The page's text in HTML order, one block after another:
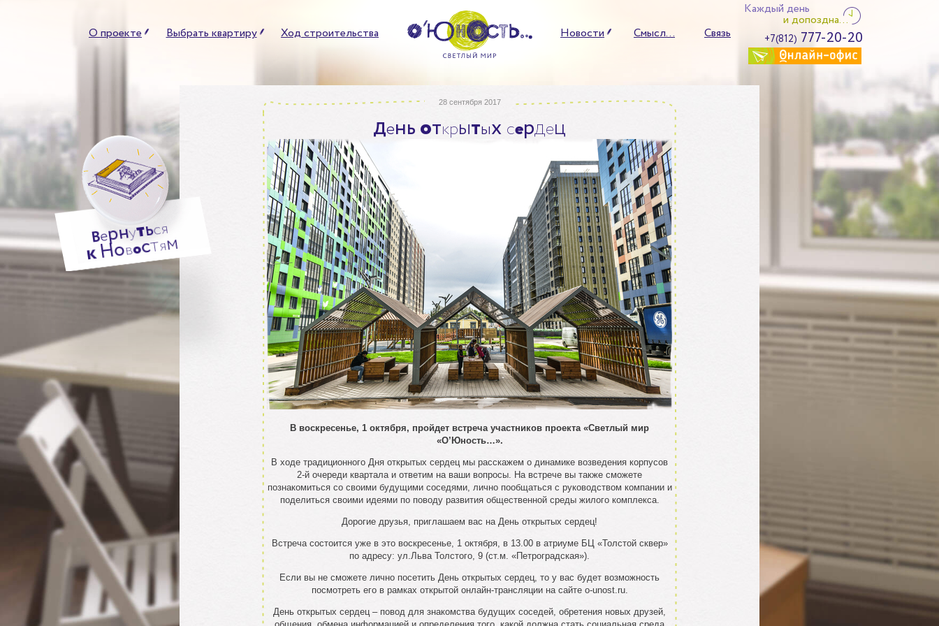
Каждый день
и допоздна...
+7(812) 777-20-20
О проекте Выбрать квартиру Ход строительства Новости Смысл... Связь
Вернуться
кНовостям
28 сентября 2017
Деньоткрытых сердец
В воскресенье, 1 октября, пройдет встреча участников проекта «Светлый мир
«О’Юность…».
В ходе традиционного Дня открытых сердец мы расскажем о динамике возведения корпусов
2-й очереди квартала и ответим на ваши вопросы. На встрече вы также сможете
познакомиться со своими будущими соседями, лично пообщаться с руководством компании и
поделиться своими идеями по поводу развития общественной среды жилого комплекса.
Дорогие друзья, приглашаем вас на День открытых сердец!
Встреча состоится уже в это воскресенье, 1 октября, в 13.00 в атриуме БЦ «Толстой сквер»
по адресу: ул.Льва Толстого, 9 (ст.м. «Петроградская»).
Если вы не сможете лично посетить День открытых сердец, то у вас будет возможность
посмотреть его в рамках открытой онлайн-трансляции на сайте o-unost.ru.
День открытых сердец – повод для знакомства будущих соседей, обретения новых друзей,